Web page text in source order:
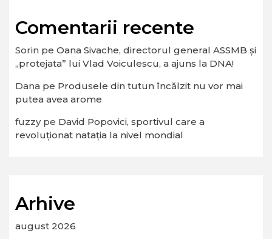
Comentarii recente
Sorin pe Oana Sivache, directorul general ASSMB și
„protejata” lui Vlad Voiculescu, a ajuns la DNA!
Dana pe Produsele din tutun încălzit nu vor mai
putea avea arome
fuzzype David Popovici, sportivul care a
revoluționat natația la nivel mondial
Arhive
august 2026